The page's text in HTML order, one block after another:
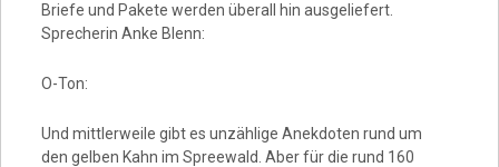
Briefe und Pakete werden überall hin ausgeliefert.
Sprecherin Anke Blenn:
O-Ton:
Und mittlerweile gibt es unzählige Anekdoten rund um
den gelben Kahn im Spreewald. Aber für die rund 160